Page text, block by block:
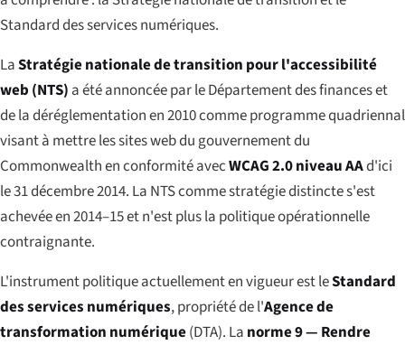
Standard des services numériques.
LaStratégie nationale de transition pour l'accessibilité
web (NTS) a été annoncée par le Département des finances et
de la déréglementation en 2010 comme programme quadriennal
visant à mettre les sites web du gouvernement du
Commonwealth en conformité avecWCAG 2.0 niveau AAd'ici
le 31 décembre 2014. La NTS comme stratégie distincte s'est
achevéeen 2014–15 et n'est plus la politique opérationnelle
contraignante.
L'instrument politique actuellement en vigueur est leStandard
des services numériques, propriété de l'Agence de
transformation numérique(DTA). La norme 9 — Rendre